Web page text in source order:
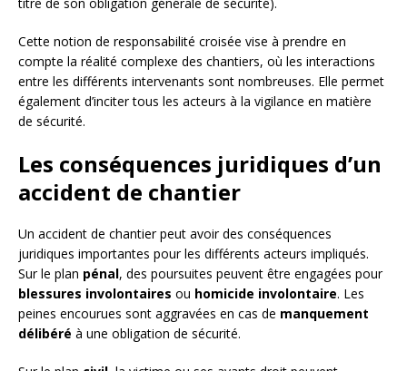
Cette notion de responsabilité croisée vise à prendre en
compte la réalité complexe des chantiers, où les interactions
entre les différents intervenants sont nombreuses. Elle permet
également d’inciter tous les acteurs à la vigilance en matière
de sécurité.
Les conséquences juridiques d’un
accident de chantier
Un accident de chantier peut avoir des conséquences
juridiques importantes pour les différents acteurs impliqués.
Sur le plan pénal, des poursuites peuvent être engagées pour
blessures involontaires ou homicide involontaire. Les
peines encourues sont aggravées en cas de manquement
délibéré à une obligation de sécurité.